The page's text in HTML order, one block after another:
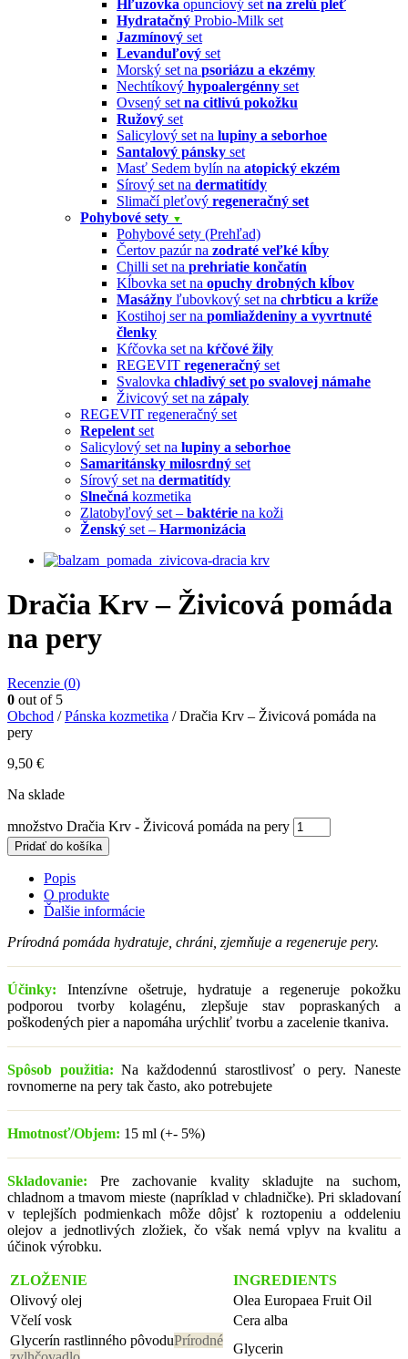
Hľuzovka opunciový set na zrelú pleť
Hydratačný Probio-Milk set
Jazmínový set
Levanduľový set
Morský set na psoriázu a ekzémy
Nechtíkový hypoalergénny set
Ovsený set na citlivú pokožku
Ružový set
Salicylový set na lupiny a seborhoe
Santalový pánsky set
Masť Sedem bylín na atopický ekzém
Sírový set na dermatitídy
Slimačí pleťový regeneračný set
Pohybové sety ▼
Pohybové sety (Prehľad)
Čertov pazúr na zodraté veľké kĺby
Chilli set na prehriatie končatín
Kĺbovka set na opuchy drobných kĺbov
Masážny ľubovkový set na chrbticu a kríže
Kostihoj ser na pomliaždeniny a vyvrtnuté
členky
Kŕčovka set na kŕčové žily
REGEVIT regeneračný set
Svalovka chladivý set po svalovej námahe
Živicový set na zápaly
REGEVIT regeneračný set
Repelent set
Salicylový set na lupiny a seborhoe
Samaritánsky milosrdný set
Sírový set na dermatitídy
Slnečná kozmetika
Zlatobyľový set – baktérie na koži
Ženský set – Harmonizácia
Dračia Krv – Živicová pomáda
na pery
Recenzie (0)
0 out of 5
Obchod /Pánska kozmetika / Dračia Krv – Živicová pomáda na
pery
9,50 €
Na sklade
množstvo Dračia Krv - Živicová pomáda na pery
Pridať do košíka
Popis
O produkte
Ďalšie informácie
Prírodná pomáda hydratuje, chráni, zjemňuje a regeneruje pery.
Účinky:
Intenzívne ošetruje, hydratuje a regeneruje pokožku
podporou tvorby kolagénu, zlepšuje stav popraskaných a
poškodených pier a napomáha urýchliť tvorbu a zacelenie tkaniva.
Spôsob použitia: Na každodennú starostlivosť o pery. Naneste
rovnomerne na pery tak často, ako potrebujete
Hmotnosť/Objem: 15 ml (+- 5%)
Skladovanie:Pre zachovanie kvality skladujte na suchom,
chladnom a tmavom mieste (napríklad v chladničke). Pri skladovaní
v teplejších podmienkach môže dôjsť k roztopeniu a oddeleniu
olejov a jednotlivých zložiek, čo však nemá vplyv na kvalitu a
účinok výrobku.
ZLOŽENIE
INGREDIENTS
Olivový olej
Olea Europaea Fruit Oil
Včelí vosk
Cera alba
Glycerín rastlinného pôvoduPrírodné
Glycerin